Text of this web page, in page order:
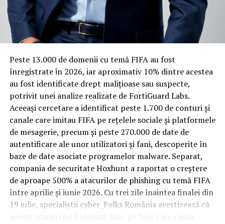
Rotația rapidă a oaspeților cere
materiale rezistente
Spre diferență de o locuință obișnuită, o cameră de hotel
trece printr-un ciclu de utilizare intensă: oaspeți diferiți,
bagaje trase pe roți, curățenie zilnică, uneori mai multe
rezervări consecutive în aceeași săptămână. Această
frecvență ridicată de utilizare pune presiune reală pe
orice suprafață, iar pardoseala este printre primele
elemente afectate vizibil, mai ales în zona din jurul
patului și a ușii de acces.
În etapa de renovare sau construcție, administratorii
care iau în calcul mocheta trafic intens
pentru zonele
cu rotație mare reduc riscul de uzură prematură și de
decolorare vizibilă în punctele de trecere frecventă. Este
o decizie care ține mai puțin de stil și mai mult de
Peste 13.000 de domenii cu temă FIFA au fost
înregistrate ȋn 2026, iar aproximativ 10% dintre acestea
au fost identificate drept malițioase sau suspecte,
potrivit unei analize realizate de FortiGuard Labs.
Aceeași cercetare a identificat peste 1.700 de conturi și
canale care imitau FIFA pe rețelele sociale și platformele
de mesagerie, precum și peste 270.000 de date de
autentificare ale unor utilizatori și fani, descoperite în
baze de date asociate programelor malware. Separat,
compania de securitate Hoxhunt a raportat o creștere
de aproape 500% a atacurilor de phishing cu temă FIFA
între aprilie și iunie 2026. Cu trei zile înaintea finalei din
19 iulie, specialiștii cyber_Folks România avertizează că